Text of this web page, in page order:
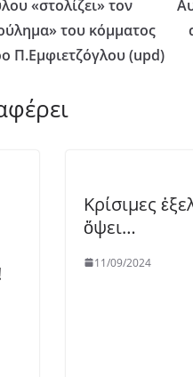
«στολίζει» τον
του κόμματος
Π.Εμφιετζόγλου (upd)
Κρίσιμες
ὄψει…
11/09/2024